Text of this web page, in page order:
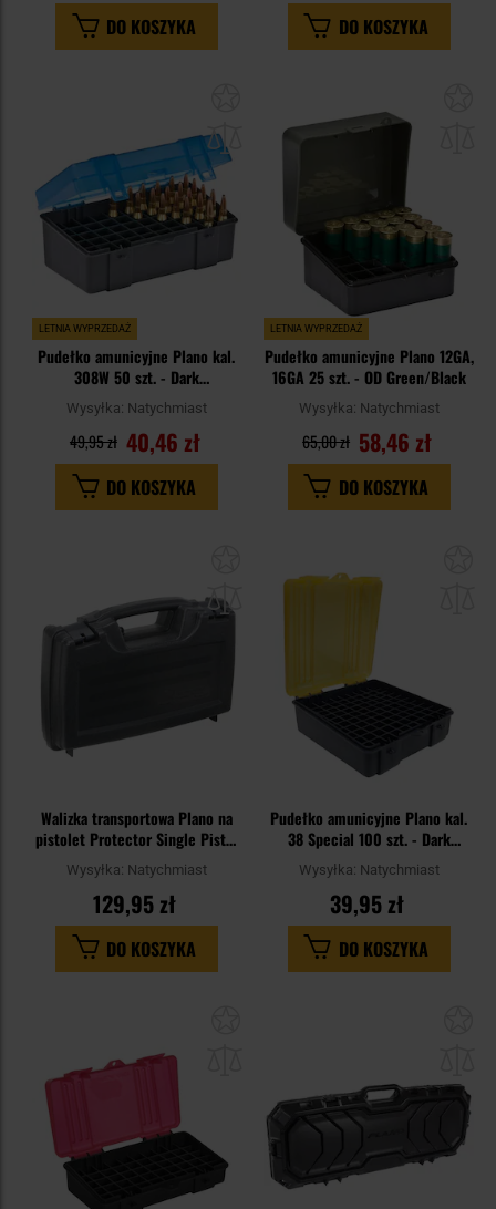
DO KOSZYKA DO KOSZYKA
schowka
LETNIA WYPRZEDAŻ
Pudełko amunicyjne Plano kal.
308W 50 szt. - Dark
Grey/Transparent Blue
Wysyłka: Natychmiast
40,46 zł
49,95 zł
DO KOSZYKA
LETNIA WYPRZEDAŻ
Pudełko amunicyjne Plano 12GA,
16GA 25 szt. - OD Green/Black
Wysyłka: Natychmiast
58,46 zł
65,00 zł
DO KOSZYKA
Walizka transportowa Plano na
pistolet Protector Single Pistol
Case - Black
Wysyłka: Natychmiast
129,95 zł
DO KOSZYKA
Pudełko amunicyjne Plano kal.
38 Special 100 szt. - Dark
Grey/Transparent Amber
Wysyłka: Natychmiast
39,95 zł
DO KOSZYKA